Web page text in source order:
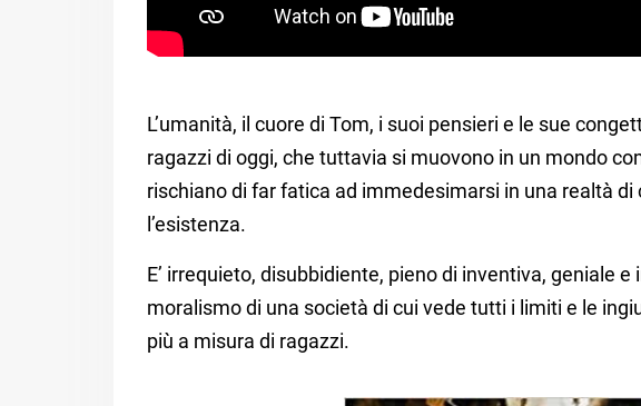
L’umanità, il cuore di Tom, i suoi pensieri e le sue
ragazzi di oggi, che tuttavia si muovono in un mondo
rischiano di far fatica ad immedesimarsi in una realtà
l’esistenza.
E’ irrequieto, disubbidiente, pieno di inventiva, geniale
moralismo di una società di cui vede tutti i limiti e le
più a misura di ragazzi.